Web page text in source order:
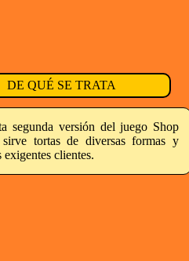
DE QUÉ SE TRATA
segunda versión del juego Shop
tortas de diversas formas y
exigentes clientes.